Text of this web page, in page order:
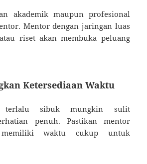
akademik maupun profesional
Mentor dengan jaringan luas
riset akan membuka peluang
Ketersediaan Waktu
terlalu sibuk mungkin sulit
penuh. Pastikan mentor
waktu cukup untuk